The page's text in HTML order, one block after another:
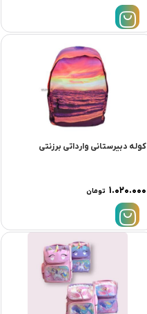
کوله دبیرستانی وارداتی برزنتی
۱.۰۲۰.۰۰۰ تومان